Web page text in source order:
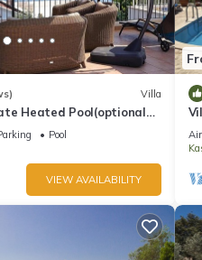
Villa
Heated Pool(optional
Pool
VIEW AVAILABILITY